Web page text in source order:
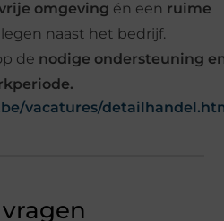
omgeving én een ruime
naast het bedrijf.
de nodige ondersteuning
vacatures/